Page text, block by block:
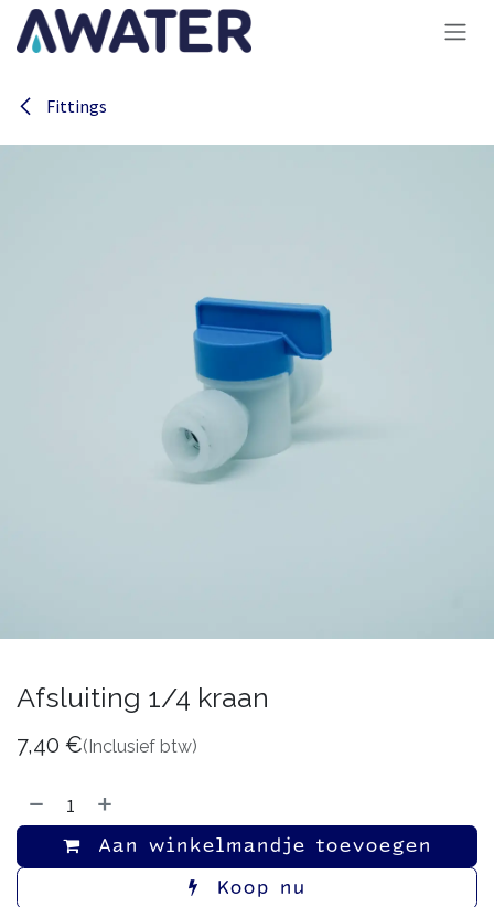
Overslaan naar inhoud
Fittings
Afsluiting 1/4 kraan
7,40 €(Inclusief btw)
Aan winkelmandje toevoegen
Koop nu